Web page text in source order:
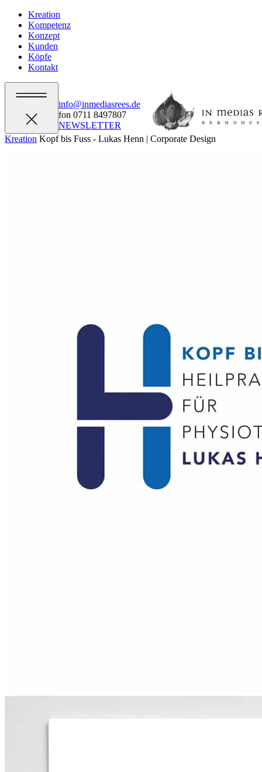
Kreation
Kompetenz
Konzept
Kunden
Köpfe
Kontakt
info@inmediasrees.de
fon 0711 8497807
NEWSLETTER
Kreation Kopf bis Fuss - Lukas Henn | Corporate Design